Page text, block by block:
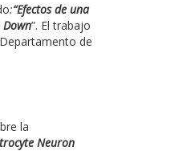
:“Efectos de una
”. El trabajo
de
la
Neuron